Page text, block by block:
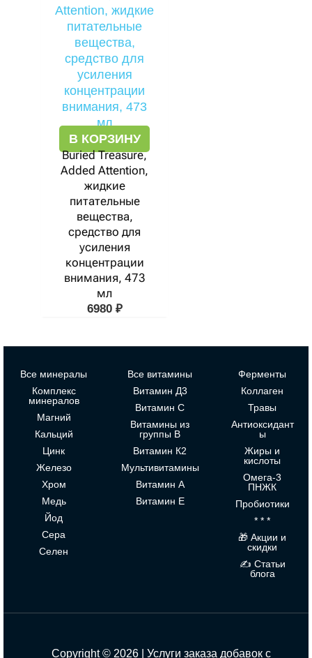
В КОРЗИНУ
Buried Treasure,
Added Attention,
жидкие
питательные
вещества,
средство для
усиления
концентрации
внимания, 473
мл
6980 ₽
Все минералы
Комплекс
минералов
Магний
Кальций
Цинк
Железо
Хром
Медь
Йод
Сера
Селен
Все витамины
Витамин Д3
Витамин С
Витамины из
группы В
Витамин К2
Мультивитамины
Витамин А
Витамин Е
Ферменты
Коллаген
Травы
Антиоксидант
ы
Жиры и
кислоты
Омега-3
ПНЖК
Пробиотики
* * *
🎁 Акции и
скидки
✍ Статьи
блога
Copyright © 2026 | Услуги заказа добавок с